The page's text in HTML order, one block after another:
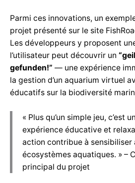
Parmi ces innovations, un
projet présenté sur le site
Les développeurs y proposent
l’utilisateur peut découvrir un
gefunden!” — une expérience
la gestion d’un aquarium virtuel
éducatifs sur la biodiversité
« Plus qu’un simple jeu, c’est
expérience éducative et
action contribue à
écosystèmes aquatiques. » –
principal du projet